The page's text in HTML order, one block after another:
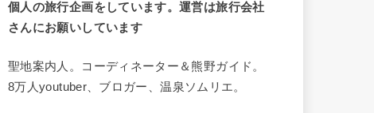
個人の旅行企画をしています。運営は旅行会社
さんにお願いしています
聖地案内人。コーディネーター＆熊野ガイド。
8万人youtuber、ブロガー、温泉ソムリエ。